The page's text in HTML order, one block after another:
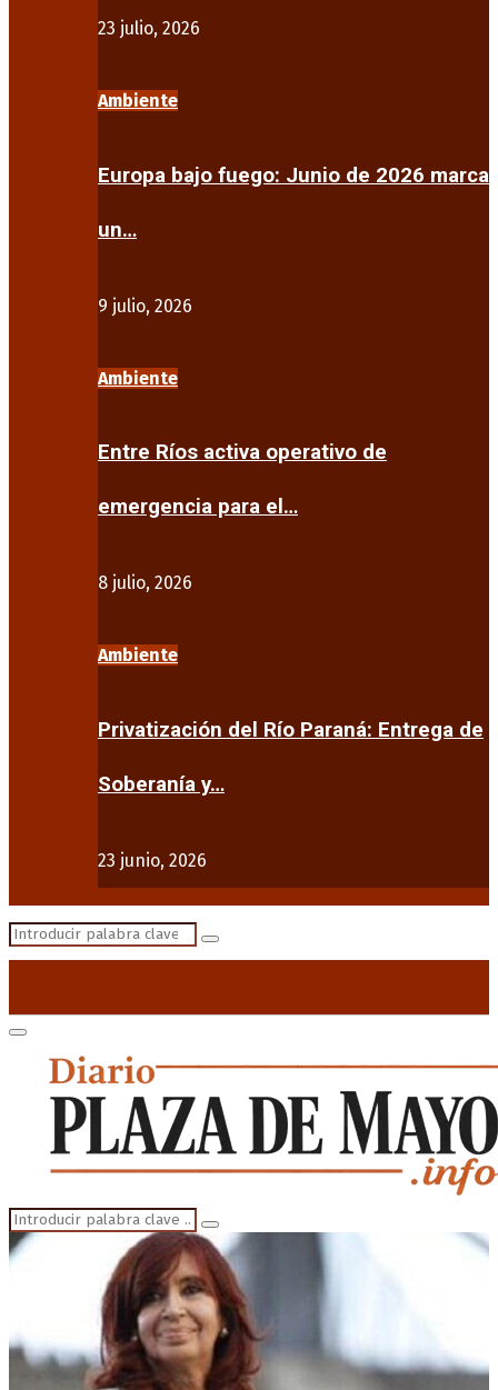
23 julio, 2026
Ambiente
Europa bajo fuego: Junio de 2026 marca
un…
9 julio, 2026
Ambiente
Entre Ríos activa operativo de
emergencia para el…
8 julio, 2026
Ambiente
Privatización del Río Paraná: Entrega de
Soberanía y…
23 junio, 2026
Search
Search
Primary
Menu
Search
for:
Search